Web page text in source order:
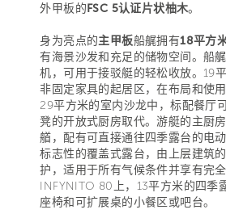
外甲板的FSC 5认证片状柚木。
身为亮点的主甲板船艉拥有18平方
有海景沙发和充足的储物空间。船
机，可用于接驳艇的轻松收放。19
非固定家具的起居区，在布局和使
29平方米的室内沙龙中，标配餐厅
凳的开放式厨房取代。游艇的主厨
艏，配有可直接通往四季露台的电
标志性的覆盖式露台，由上层建筑
护，适用于所有气候条件并享有完
INFYNITO 80上，13平方米的四季
座椅和可扩展桌的小餐区或吧台。